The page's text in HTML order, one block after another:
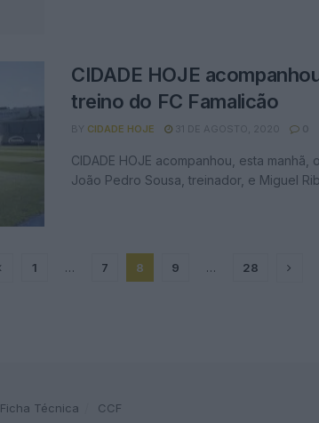
CIDADE HOJE
treino do FC Famalicão
BY CIDADE HOJE 31 DE AGOSTO, 2020 0
CIDADE HOJE acompanhou, esta manhã,
João Pedro Sousa, treinador, e Miguel
1 … 7 8 9 … 28
Ficha Técnica CCF